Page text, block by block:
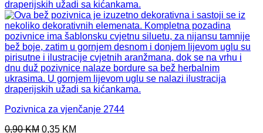
Pozivnica za vjenčanje 2744
0,90KM Original
0,35 KM